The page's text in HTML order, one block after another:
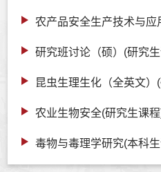
农产品安全生产技术与应
研究班讨论（硕）(研究
昆虫生理生化（全英文）
农业生物安全(研究生课
毒物与毒理学研究(本科